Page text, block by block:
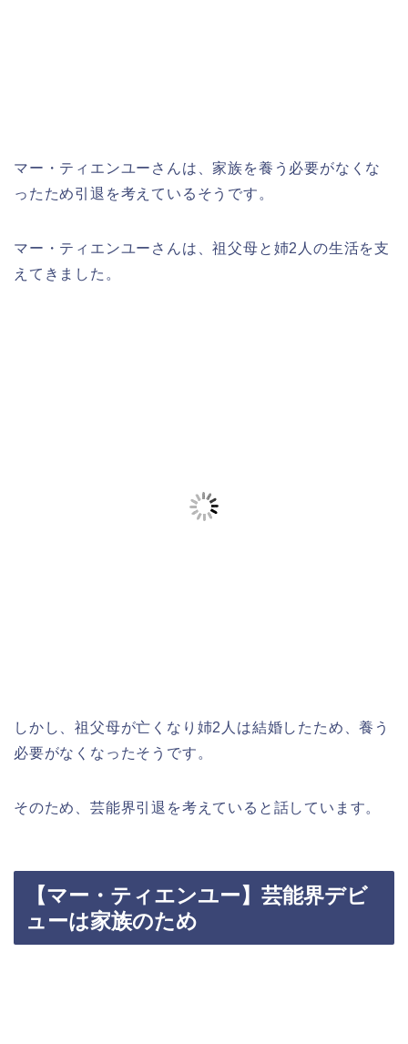
マー・ティエンユーさんは、家族を養う必要がなくな
ったため引退を考えているそうです。
マー・ティエンユーさんは、祖父母と姉2人の生活を支
えてきました。
しかし、祖父母が亡くなり姉2人は結婚したため、養う
必要がなくなったそうです。
そのため、芸能界引退を考えていると話しています。
【マー・ティエンユー】芸能界デビ
ューは家族のため